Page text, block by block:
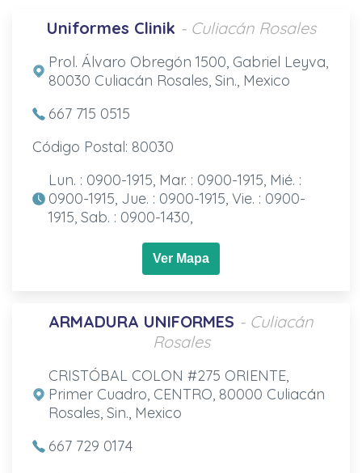
Uniformes Clinik - Culiacán Rosales
Prol. Álvaro Obregón 1500, Gabriel Leyva,
80030 Culiacán Rosales, Sin., Mexico
667 715 0515
Código Postal: 80030
Lun. : 0900-1915, Mar. : 0900-1915, Mié. :
0900-1915, Jue. : 0900-1915, Vie. : 0900-
1915, Sab. : 0900-1430,
Ver Mapa
ARMADURA UNIFORMES - Culiacán
Rosales
CRISTÓBAL COLON #275 ORIENTE,
Primer Cuadro, CENTRO, 80000 Culiacán
Rosales, Sin., Mexico
667 729 0174